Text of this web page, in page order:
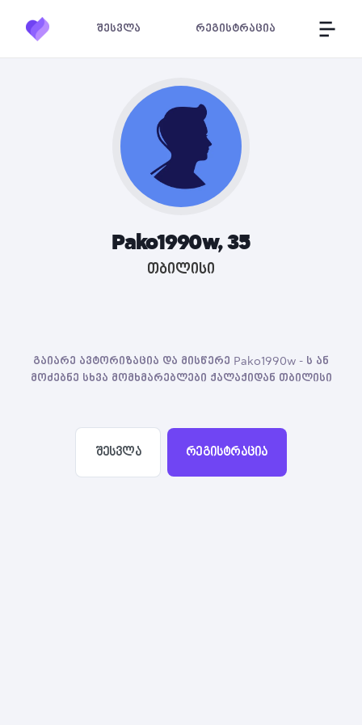
შესვლა რეგისტრაცია
Pako1990w, 35
თბილისი
გაიარე ავტორიზაცია და მისწერე Pako1990w - ს ან
მოძებნე სხვა მომხმარებლები ქალაქიდან თბილისი
შესვლა რეგისტრაცია